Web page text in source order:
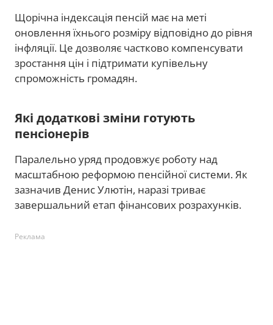
Щорічна індексація пенсій має на меті
оновлення їхнього розміру відповідно до рівня
інфляції. Це дозволяє частково компенсувати
зростання цін і підтримати купівельну
спроможність громадян.
Які додаткові зміни готують
пенсіонерів
Паралельно уряд продовжує роботу над
масштабною реформою пенсійної системи. Як
зазначив Денис Улютін, наразі триває
завершальний етап фінансових розрахунків.
Реклама